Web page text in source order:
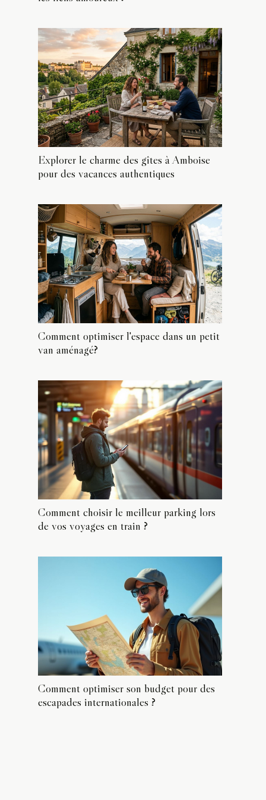
Explorer le charme des gîtes à Amboise
pour des vacances authentiques
Comment optimiser l'espace dans un petit
van aménagé?
Comment choisir le meilleur parking lors
de vos voyages en train ?
Comment optimiser son budget pour des
escapades internationales ?